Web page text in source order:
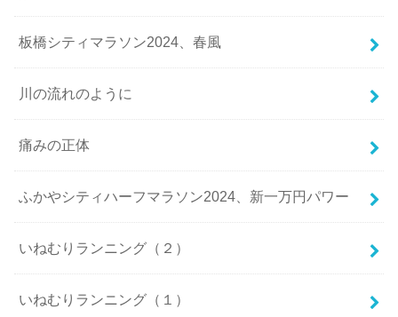
板橋シティマラソン2024、春風
川の流れのように
痛みの正体
ふかやシティハーフマラソン2024、新一万円パワー
いねむりランニング（２）
いねむりランニング（１）